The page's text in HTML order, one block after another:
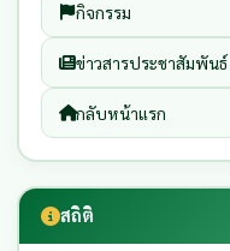
กิจกรรม
ข่าวสารประชาสัมพันธ์
กลับหน้าแรก
สถิติ